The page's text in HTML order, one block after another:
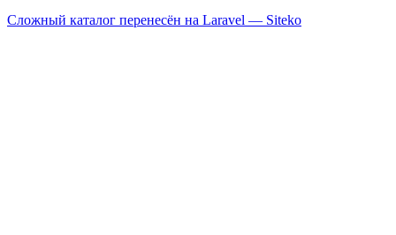
Сложный каталог перенесён на Laravel — Siteko